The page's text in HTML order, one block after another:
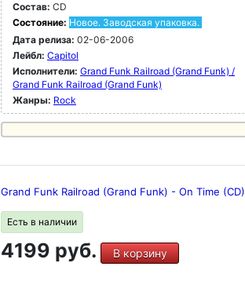
Состав: CD
Состояние: Новое. Заводская упаковка.
Дата релиза: 02-06-2006
Лейбл: Capitol
Исполнители: Grand Funk Railroad (Grand Funk) /
Grand Funk Railroad (Grand Funk)
Жанры: Rock
Grand Funk Railroad (Grand Funk) - On Time (CD)
Есть в наличии
4199 руб. В корзину